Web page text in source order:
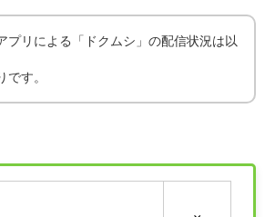
プリによる「ドクムシ」の配信状況は以
です。